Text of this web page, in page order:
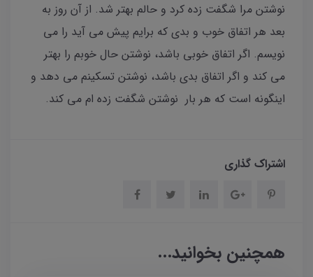
نوشتن مرا شگفت زده کرد و حالم بهتر شد. از آن روز به
بعد هر اتفاق خوب و بدی که برایم پیش می آید را می
نویسم. اگر اتفاق خوبی باشد، نوشتن حال خوبم را بهتر
می کند و اگر اتفاق بدی باشد، نوشتن تسکینم می دهد و
اینگونه است که هر بار نوشتن شگفت زده ام می کند.
اشتراک گذاری
همچنین بخوانید...